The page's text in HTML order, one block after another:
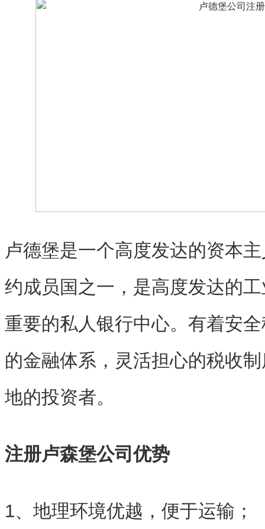
卢德堡是一个高度发达的资本
约成员国之一，是高度发达的
重要的私人银行中心。有着安
的金融体系，灵活担心的税收
地的投资者。
注册卢森堡公司优势
1、地理环境优越，便于运输；